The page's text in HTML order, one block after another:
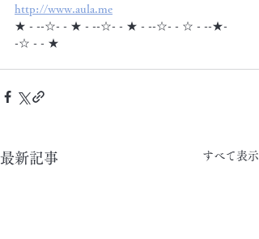
http://www.aula.me
★ - --☆- - ★ - --☆- - ★ - --☆- - ☆ - --★-
-☆ - - ★
最新記事 すべて表示